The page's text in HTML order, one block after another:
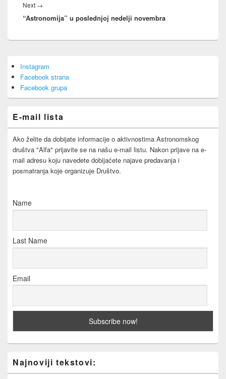
Next →
post:
“Astronomija” u poslednjoj nedelji novembra
Sidebar
Widget
Area
Instagram
Facebook strana
Facebook grupa
E-mail lista
Ako želite da dobijate informacije o aktivnostima Astronomskog
društva "Alfa" prijavite se na našu e-mail listu. Nakon prijave na e-
mail adresu koju navedete dobijaćete najave predavanja i
posmatranja koje organizuje Društvo.
Name
Last Name
Email
Najnoviji tekstovi: